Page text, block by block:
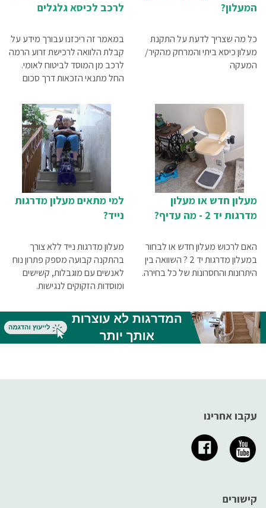
לרכב לכיסא גלגלים
במאמר זה ריכזנו עבורך מידע על
קבלת הלוואה לרכישת זרוע הרמה
לרכב מן המוסד לביטוח לאומי.
החל מתנאי הזכאות דרך סכום
והתקנתו ועד כיצד ניתן לממש את
זכותך ואיך מגישים את הבקשה.
המעלון?
כל מה שצריך לדעת על התקנת
מעלון כיסא ביתי והמרחק מהקיר/
המעקה
למי מתאים מעלון מדרגות
נייד?
מעלון מדרגות נייד ללא צורך
בהתקנה קבועה מספק פתרון נוח
לאנשים עם מוגבלות, קשישים
ומוסדות הזקוקים לנגישות.
מעלון חדש או מעלון
מדרגות יד 2 - מה עדיף?
האם לרכוש מעלון חדש או לבחור
במעלון מדרגות יד 2 ? השוואה בין
היתרונות והחסרונות של כל בחירה.
עקבו אחרינו
קישורים